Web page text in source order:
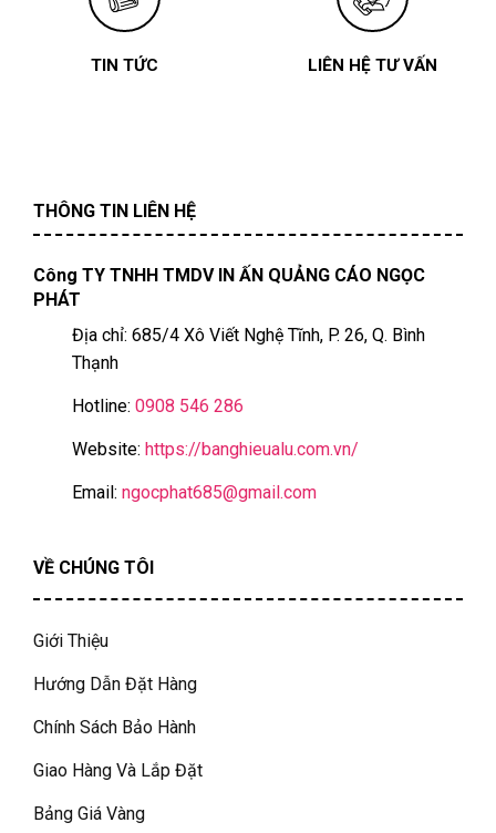
TIN TỨC LIÊN HỆ TƯ VẤN
THÔNG TIN LIÊN HỆ
Công TY TNHH TMDV IN ẤN QUẢNG CÁO NGỌC
PHÁT
Địa chỉ: 685/4 Xô Viết Nghệ Tĩnh, P. 26, Q. Bình
Thạnh
Hotline: 0908 546 286
Website: https://banghieualu.com.vn/
Email: ngocphat685@gmail.com
VỀ CHÚNG TÔI
Giới Thiệu
Hướng Dẫn Đặt Hàng
Chính Sách Bảo Hành
Giao Hàng Và Lắp Đặt
Bảng Giá Vàng